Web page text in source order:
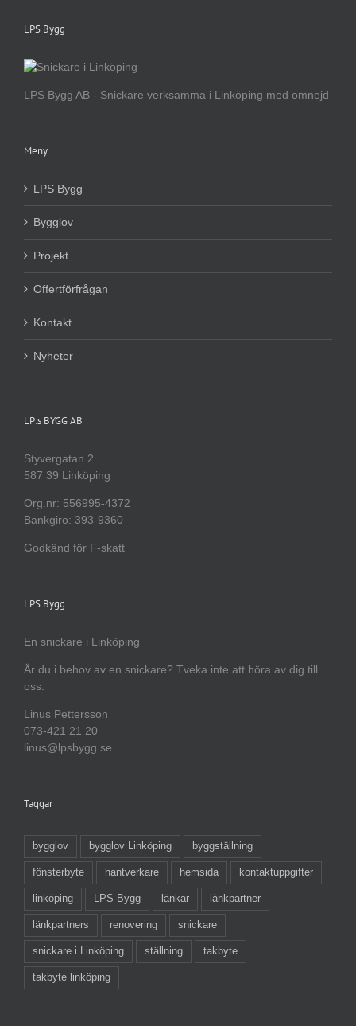
LPS Bygg
LPS Bygg AB - Snickare verksamma i Linköping med omnejd
Meny
LPS Bygg
Bygglov
Projekt
Offertförfrågan
Kontakt
Nyheter
LP:s BYGG AB
Styvergatan 2
587 39 Linköping
Org.nr: 556995-4372
Bankgiro: 393-9360
Godkänd för F-skatt
LPS Bygg
En snickare i Linköping
Är du i behov av en snickare? Tveka inte att höra av dig till
oss:
Linus Pettersson
073-421 21 20
linus@lpsbygg.se
Taggar
bygglov bygglov Linköping byggställning
fönsterbyte hantverkare hemsida kontaktuppgifter
linköping LPS Bygg länkar länkpartner
länkpartners renovering snickare
snickare i Linköping ställning takbyte
takbyte linköping